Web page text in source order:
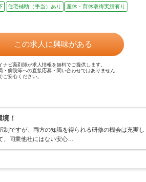
住宅補助（手当）あり
産休・育休取得実績有り
この求人に興味がある
ナビ薬剤師が求人情報を無料でご提供します。
・病院等への直接応募・問い合わせではありません
ご安心ください。
！
ですが、両方の知識を得られる研修の機会は充実し
、同業他社にはない安心…